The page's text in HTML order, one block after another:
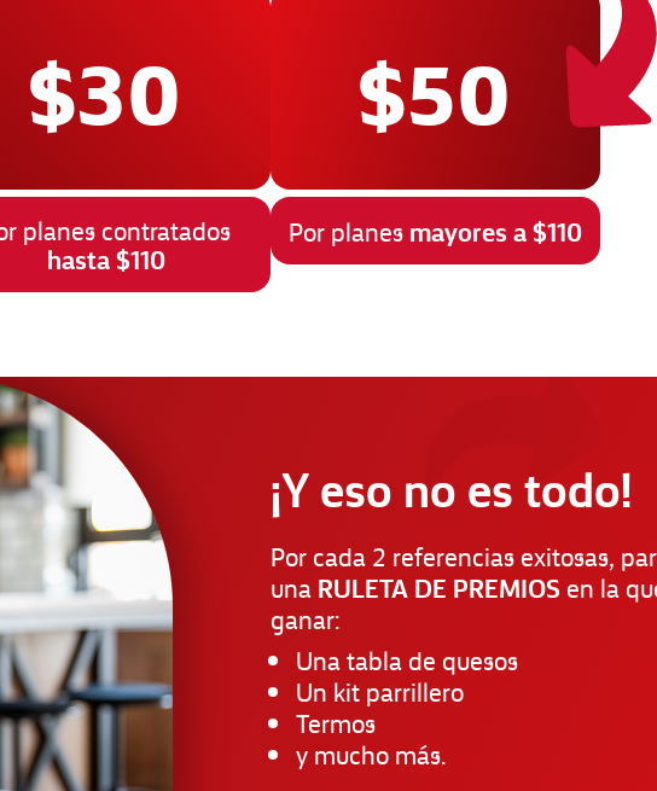
$30
planes contratados
hasta $110
$50
Por planes mayores a $110
¡Y eso no es todo!
Por cada 2 referencias exitosas,
una RULETA DE PREMIOS en la
ganar:
Una tabla de quesos
Un kit parrillero
Termos
y mucho más.